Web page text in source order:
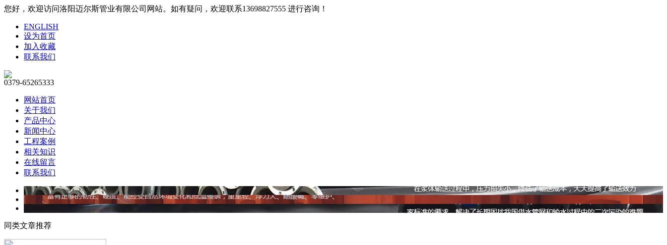
您好，欢迎访问洛阳迈尔斯管业有限公司网站。如有疑问，欢迎联系13698827555 进行咨询！
ENGLISH
设为首页
加入收藏
联系我们
0379-65265333
网站首页
关于我们
产品中心
新闻中心
工程案例
相关知识
在线留言
联系我们
同类文章推荐